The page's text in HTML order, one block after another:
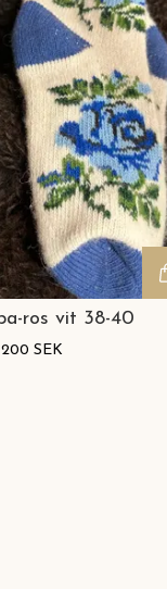
ros vit 38-40
200 SEK